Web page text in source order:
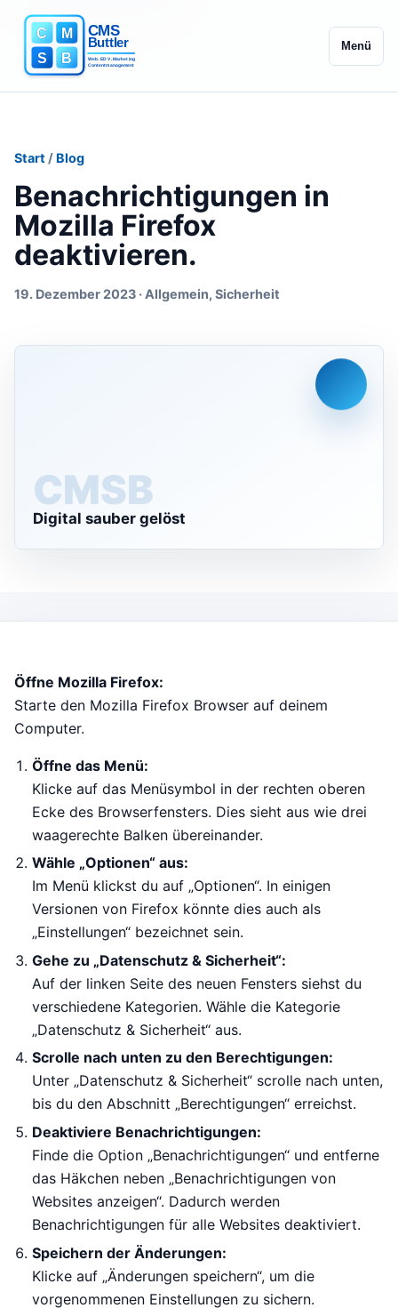
Menü
Start / Blog
Benachrichtigungen in
Mozilla Firefox
deaktivieren.
19. Dezember 2023 · Allgemein, Sicherheit
CMS
Digital sauber gelöst
Öffne Mozilla Firefox:
Starte den Mozilla Firefox Browser auf deinem
Computer.
Öffne das Menü:
Klicke auf das Menüsymbol in der rechten oberen
Ecke des Browserfensters. Dies sieht aus wie drei
waagerechte Balken übereinander.
Wähle „Optionen“ aus:
Im Menü klickst du auf „Optionen“. In einigen
Versionen von Firefox könnte dies auch als
„Einstellungen“ bezeichnet sein.
Gehe zu „Datenschutz & Sicherheit“:
Auf der linken Seite des neuen Fensters siehst du
verschiedene Kategorien. Wähle die Kategorie
„Datenschutz & Sicherheit“ aus.
Scrolle nach unten zu den Berechtigungen:
Unter „Datenschutz & Sicherheit“ scrolle nach unten,
bis du den Abschnitt „Berechtigungen“ erreichst.
Deaktiviere Benachrichtigungen:
Finde die Option „Benachrichtigungen“ und entferne
das Häkchen neben „Benachrichtigungen von
Websites anzeigen“. Dadurch werden
Benachrichtigungen für alle Websites deaktiviert.
Speichern der Änderungen:
Klicke auf „Änderungen speichern“, um die
vorgenommenen Einstellungen zu sichern.